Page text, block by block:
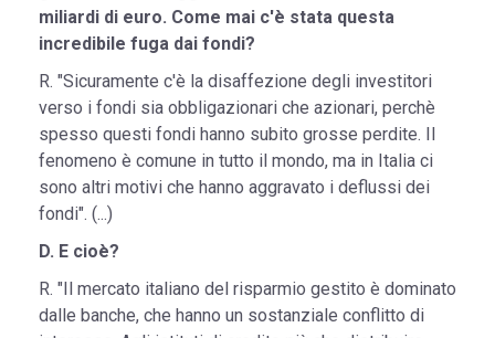
miliardi di euro. Come mai c'è stata questa
incredibile fuga dai fondi?
R. "Sicuramente c'è la disaffezione degli investitori
verso i fondi sia obbligazionari che azionari, perchè
spesso questi fondi hanno subito grosse perdite. Il
fenomeno è comune in tutto il mondo, ma in Italia ci
sono altri motivi che hanno aggravato i deflussi dei
fondi". (...)
D. E cioè?
R. "Il mercato italiano del risparmio gestito è dominato
dalle banche, che hanno un sostanziale conflitto di